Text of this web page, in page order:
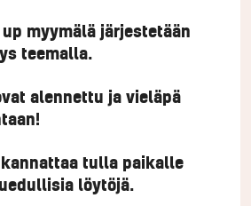
myymälä järjestetään
teemalla.
alennettu ja vieläpä
tulla paikalle
löytöjä.